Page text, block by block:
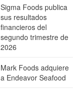
Sigma Foods publica
sus resultados
financieros del
segundo trimestre de
2026
Mark Foods adquiere
a Endeavor Seafood